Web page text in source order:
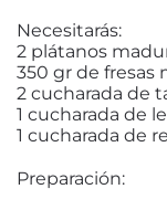
Necesitarás:
2 plátanos
350 gr de fresas
2 cucharada de
1 cucharada de
1 cucharada de
Preparación: